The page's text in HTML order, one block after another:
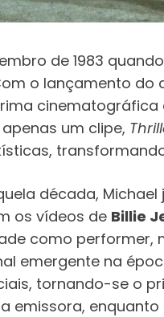
de 1983 quando
o lançamento
cinematográfica
um clipe,
década,
os vídeos de Billie
como performer,
emergente na
tornando-se o
emissora,